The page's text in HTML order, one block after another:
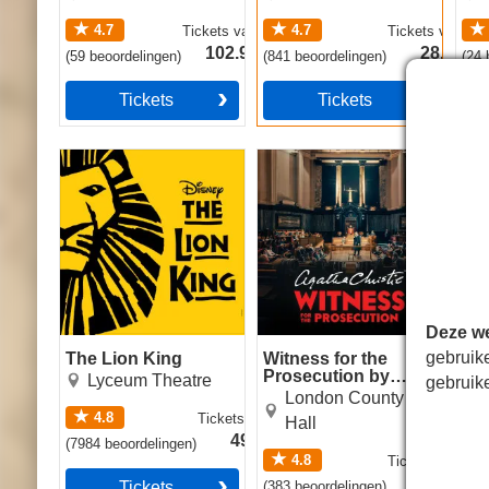
4.7
(59beoordelingen)
Tickets vanaf
102.99€
Tickets
4.7
(841 beoordelingen)
Ticketsvanaf
28.49€
Tickets
(24
The Lion King
Lyceum Theatre
4.8
(7984beoordelingen)
Tickets vanaf
49.99€
The Lion King
Witness for the
Prosecution by
Agatha Christie
London County
Hall
4.8
Tickets
Witness for the
Prosecution by Agatha
Christie
Deze